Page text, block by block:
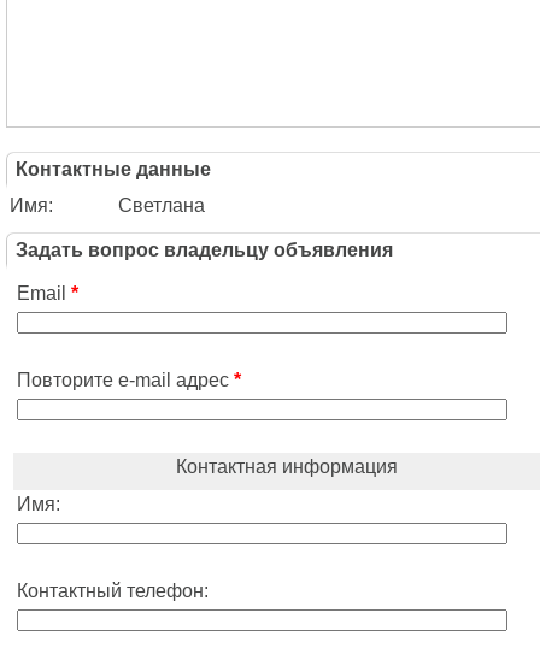
Контактные данные
Имя:
Светлана
Задать вопрос владельцу объявления
Email *
Повторите e-mail адрес *
Контактная информация
Имя:
Контактный телефон: